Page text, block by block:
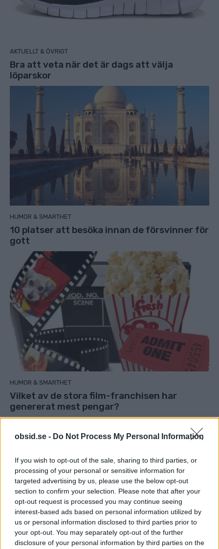
obsid.se - Do Not Process My Personal Information
If you wish to opt-out of the sale, sharing to third parties, or
processing of your personal or sensitive information for
targeted advertising by us, please use the below opt-out
section to confirm your selection. Please note that after your
opt-out request is processed you may continue seeing
interest-based ads based on personal information utilized by
us or personal information disclosed to third parties prior to
your opt-out. You may separately opt-out of the further
disclosure of your personal information by third parties on the
AKTUELLT & ÖVRIGT
Bra att veta när det är dags att välja
löparskor
HUMOR & SMARTHET
10 platser att besöka innan de försvinner för
gott
HUMOR & SMARTHET
Vilket av de stora film-franchisen har
genererat mest pengar?